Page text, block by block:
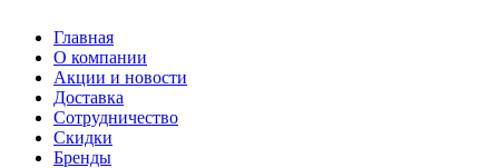
Главная
О компании
Акции и новости
Доставка
Сотрудничество
Скидки
Бренды